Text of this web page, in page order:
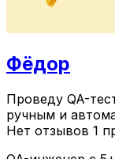
Фёдор
Проведу QA-
ручным и
Нет отзывов 1